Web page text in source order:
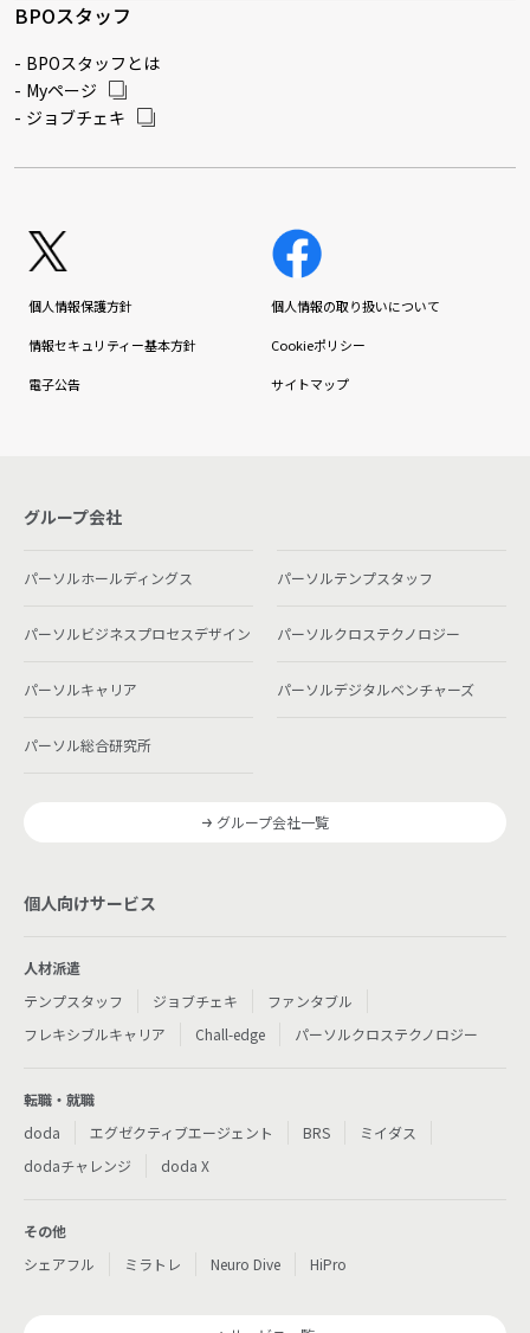
BPOスタッフ
BPOスタッフとは
Myページ
ジョブチェキ
個人情報保護方針 個人情報の取り扱いについて
情報セキュリティー基本方針 Cookieポリシー
電子公告 サイトマップ
グループ会社
パーソルホールディングス パーソルテンプスタッフ
パーソルビジネスプロセスデザイン パーソルクロステクノロジー
パーソルキャリア パーソルデジタルベンチャーズ
パーソル総合研究所
グループ会社一覧
個人向けサービス
人材派遣
テンプスタッフ
ジョブチェキ
ファンタブル
フレキシブルキャリア
Chall-edge パーソルクロステクノロジー
転職・就職
doda
エグゼクティブエージェント BRS
ミイダス
dodaチャレンジ
doda X
その他
シェアフル
ミラトレ Neuro Dive HiPro